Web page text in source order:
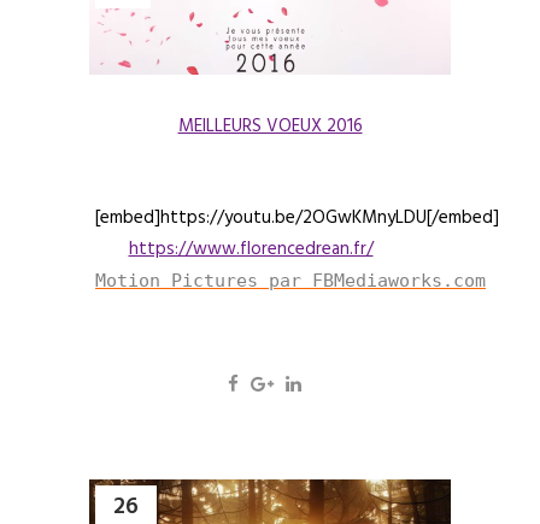
MEILLEURS VOEUX 2016
[embed]https://youtu.be/2OGwKMnyLDU[/embed]
https://www.florencedrean.fr/
Motion Pictures par FBMediaworks.com
26